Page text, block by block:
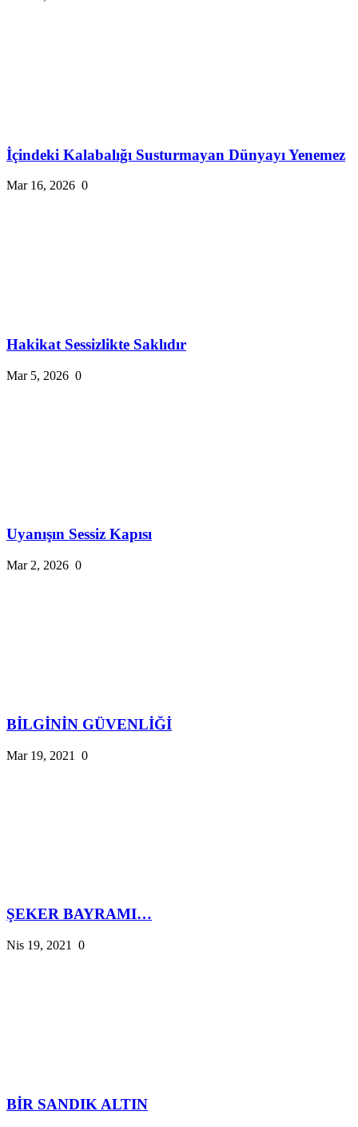
İçindeki Kalabalığı Susturmayan Dünyayı Yenemez
Mar 16, 2026 0
Hakikat Sessizlikte Saklıdır
Mar 5, 2026 0
Uyanışın Sessiz Kapısı
Mar 2, 2026 0
BİLGİNİN GÜVENLİĞİ
Mar 19, 2021 0
ŞEKER BAYRAMI…
Nis 19, 2021 0
BİR SANDIK ALTIN